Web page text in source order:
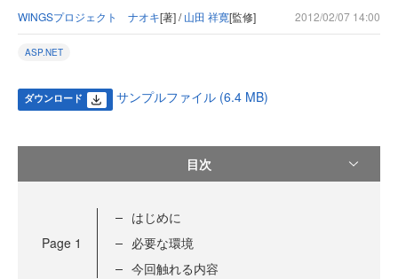
WINGSプロジェクト ナオキ[著] /山田 祥寛[監修] 2012/02/07 14:00
ASP.NET
ダウンロード サンプルファイル (6.4 MB)
目次
Page 1
はじめに
必要な環境
今回触れる内容